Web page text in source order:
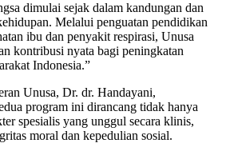
dimulai sejak dalam kandungan dan
Melalui penguatan pendidikan
ibu dan penyakit respirasi, Unusa
kontribusi nyata bagi peningkatan
Indonesia.”
Unusa, Dr. dr. Handayani,
program ini dirancang tidak hanya
spesialis yang unggul secara klinis,
moral dan kepedulian sosial.